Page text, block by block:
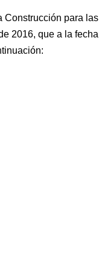
Construcción para las
2016, que a la fecha